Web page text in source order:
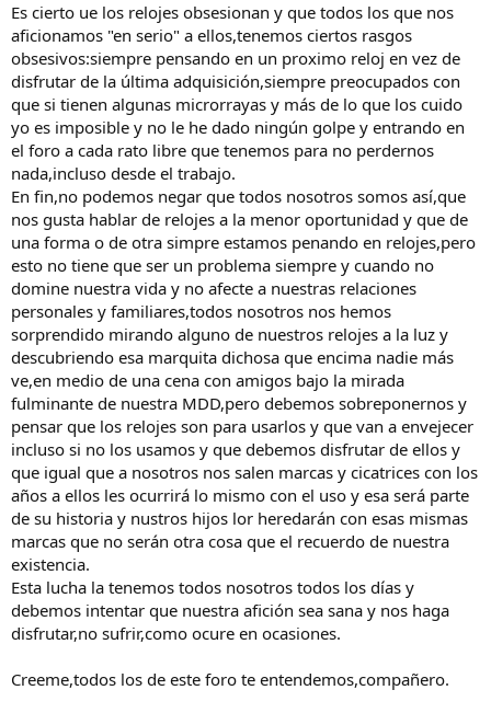
Es cierto ue los relojes obsesionan y que todos los que nos
aficionamos "en serio" a ellos,tenemos ciertos rasgos
obsesivos:siempre pensando en un proximo reloj en vez de
disfrutar de la última adquisición,siempre preocupados con
que si tienen algunas microrrayas y más de lo que los cuido
yo es imposible y no le he dado ningún golpe y entrando en
el foro a cada rato libre que tenemos para no perdernos
nada,incluso desde el trabajo.
En fin,no podemos negar que todos nosotros somos así,que
nos gusta hablar de relojes a la menor oportunidad y que de
una forma o de otra simpre estamos penando en relojes,pero
esto no tiene que ser un problema siempre y cuando no
domine nuestra vida y no afecte a nuestras relaciones
personales y familiares,todos nosotros nos hemos
sorprendido mirando alguno de nuestros relojes a la luz y
descubriendo esa marquita dichosa que encima nadie más
ve,en medio de una cena con amigos bajo la mirada
fulminante de nuestra MDD,pero debemos sobreponernos y
pensar que los relojes son para usarlos y que van a envejecer
incluso si no los usamos y que debemos disfrutar de ellos y
que igual que a nosotros nos salen marcas y cicatrices con los
años a ellos les ocurrirá lo mismo con el uso y esa será parte
de su historia y nustros hijos lor heredarán con esas mismas
marcas que no serán otra cosa que el recuerdo de nuestra
existencia.
Esta lucha la tenemos todos nosotros todos los días y
debemos intentar que nuestra afición sea sana y nos haga
disfrutar,no sufrir,como ocure en ocasiones.
Creeme,todos los de este foro te entendemos,compañero.